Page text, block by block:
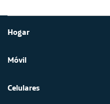
Hogar
Móvil
Celulares